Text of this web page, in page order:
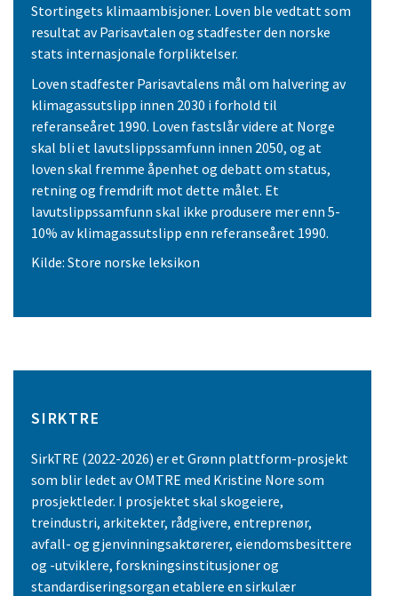
Stortingets klimaambisjoner. Loven ble vedtatt som
resultat av Parisavtalen og stadfester den norske
stats internasjonale forpliktelser.
Loven stadfester Parisavtalens mål om halvering av
klimagassutslipp innen 2030 i forhold til
referanseåret 1990. Loven fastslår videre at Norge
skal bli et lavutslippssamfunn innen 2050, og at
loven skal fremme åpenhet og debatt om status,
retning og fremdrift mot dette målet. Et
lavutslippssamfunn skal ikke produsere mer enn 5-
10% av klimagassutslipp enn referanseåret 1990.
Kilde: Store norske leksikon
SIRKTRE
SirkTRE (2022-2026) er et Grønn plattform-prosjekt
som blir ledet av OMTRE med Kristine Nore som
prosjektleder. I prosjektet skal skogeiere,
treindustri, arkitekter, rådgivere, entreprenør,
avfall- og gjenvinningsaktørerer, eiendomsbesittere
og -utviklere, forskningsinstitusjoner og
standardiseringsorgan etablere en sirkulær